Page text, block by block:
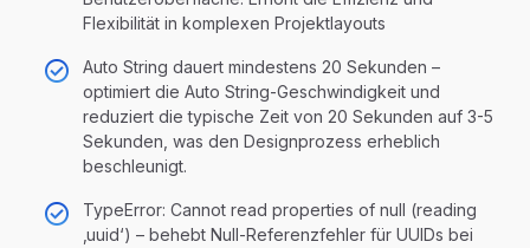
Flexibilität in komplexen Projektlayouts
Auto String dauert mindestens 20 Sekunden –
optimiert die Auto String-Geschwindigkeit und
reduziert die typische Zeit von 20 Sekunden auf 3-5
Sekunden, was den Designprozess erheblich
beschleunigt.
TypeError: Cannot read properties of null (reading
‚uuid‘) – behebt Null-Referenzfehler für UUIDs bei